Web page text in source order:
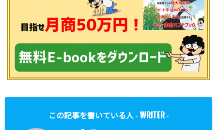
この記事を書いている人 - WRITER-